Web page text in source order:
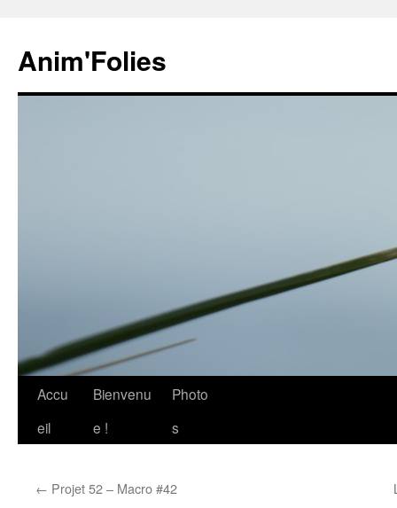
Anim'Folies
Aller
Accu
eil
Bienvenu
e !
Photo
s
← Projet 52 – Macro #42